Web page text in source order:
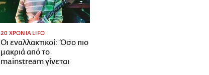
20 ΧΡΟΝΙΑ LIFO
Οι εναλλακτικοί: Όσο πιο
μακριά από το
mainstream γίνεται